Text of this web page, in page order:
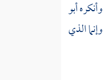
أبو
وإنما الذي